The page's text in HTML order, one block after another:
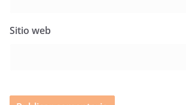
Sitio web